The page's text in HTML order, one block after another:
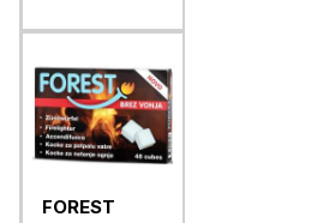
FOREST